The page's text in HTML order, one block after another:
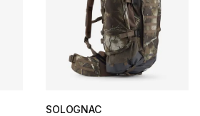
SOLOGNAC